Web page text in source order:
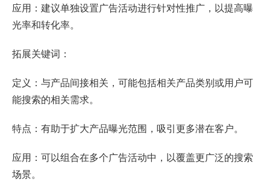
应用：建议单独设置广告活动进行针对性推广，以提高曝
光率和转化率。
拓展关键词：
定义：与产品间接相关，可能包括相关产品类别或用户可
能搜索的相关需求。
特点：有助于扩大产品曝光范围，吸引更多潜在客户。
应用：可以组合在多个广告活动中，以覆盖更广泛的搜索
场景。